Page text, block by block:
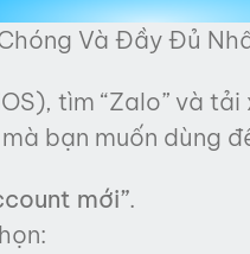
Và Đầy Đủ
tìm “Zalo” và tải
bạn muốn dùng
mới”.